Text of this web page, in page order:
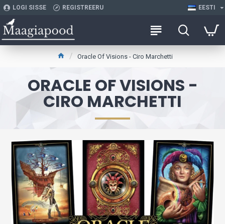
LOGI SISSE REGISTREERU EESTI
Oracle Of Visions - Ciro Marchetti
ORACLE OF VISIONS -
CIRO MARCHETTI